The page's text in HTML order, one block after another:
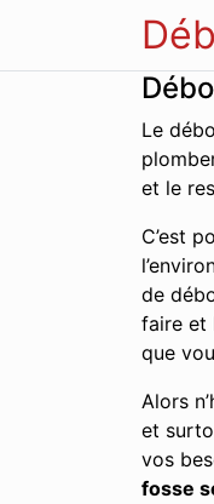
Le
et le
C’est
de
faire et
que
Alors
et
vos
fosse